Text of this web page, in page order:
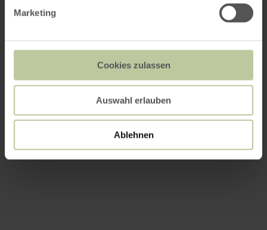
Marketing
Cookies zulassen
Auswahl erlauben
Ablehnen